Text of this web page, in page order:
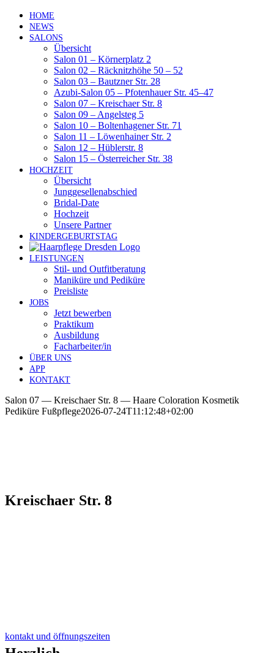
Zum
Inhalt
springen
HOME
NEWS
SALONS
Übersicht
Salon 01 – Körnerplatz 2
Salon 02 – Räcknitzhöhe 50 – 52
Salon 03 – Bautzner Str. 28
Azubi-Salon 05 – Pfotenhauer Str. 45–47
Salon 07 – Kreischaer Str. 8
Salon 09 – Angelsteg 5
Salon 10 – Boltenhagener Str. 71
Salon 11 – Löwenhainer Str. 2
Salon 12 – Hüblerstr. 8
Salon 15 – Österreicher Str. 38
HOCHZEIT
Übersicht
Junggesellenabschied
Bridal-Date
Hochzeit
Unsere Partner
KINDERGEBURTSTAG
LEISTUNGEN
Stil- und Outfitberatung
Maniküre und Pediküre
Preisliste
JOBS
Jetzt bewerben
Praktikum
Ausbildung
Facharbeiter/in
ÜBER UNS
APP
KONTAKT
Salon 07 — Kreischaer Str. 8 — Haare Coloration Kosmetik
Pediküre Fußpflege2026-07-24T11:12:48+02:00
Kreischaer Str. 8
kon­takt und öffnungszeiten